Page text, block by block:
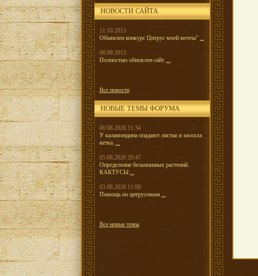
НОВОСТИ САЙТА
11.10.2013
Объявлен конкурс Цитрус моей мечты" ...
08.09.2013
Полностью обновлен сайт. ...
Все новости
НОВЫЕ ТЕМЫ ФОРУМА
06.08.2026 11:34
У каламондина опадают листья и засохла
ветка. ...
05.08.2026 20:47
Определение безымянных растений.
КАКТУСЫ ...
03.08.2026 11:00
Помощь по цитрусовым ...
Все новые темы